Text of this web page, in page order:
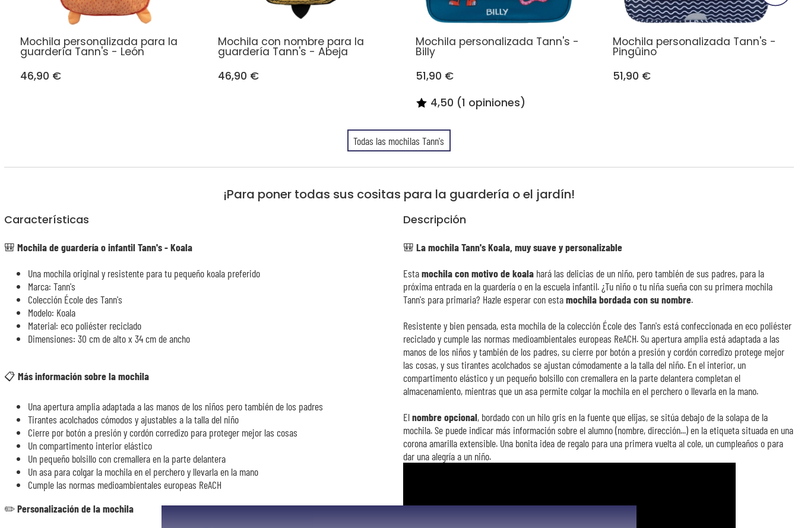
Mochila personalizada para la
guardería Tann's - León
46,90 €
Mochila con nombre para la
guardería Tann's - Abeja
46,90 €
Mochila personalizada Tann's -
Billy
51,90 €
4,50 (1 opiniones)
Mochila personalizada Tann's -
Pingûino
51,90 €
Todas las mochilas Tann's
¡Para poner todas sus cositas para la guardería o el jardín!
Características
🎒 Mochila de guardería o infantil Tann's - Koala
Una mochila original y resistente para tu pequeño koala preferido
Marca: Tann's
Colección École des Tann's
Modelo: Koala
Material: eco poliéster reciclado
Dimensiones: 30 cm de alto x 34 cm de ancho
📋 Más información sobre la mochila
Una apertura amplia adaptada a las manos de los niños pero también de los padres
Tirantes acolchados cómodos y ajustables a la talla del niño
Cierre por botón a presión y cordón corredizo para proteger mejor las cosas
Un compartimento interior elástico
Un pequeño bolsillo con cremallera en la parte delantera
Un asa para colgar la mochila en el perchero y llevarla en la mano
Cumple las normas medioambientales europeas ReACH
✏️Personalización de la mochila
Descripción
🎒 La mochila Tann's Koala, muy suave y personalizable
Estamochila con motivo de koala hará las delicias de un niño, pero también de sus padres, para la
próxima entrada en la guardería o en la escuela infantil. ¿Tu niño o tu niña sueña con su primera mochila
Tann's para primaria? Hazle esperar con estamochila bordada con su nombre.
Resistente y bien pensada, esta mochila de la colección École des Tann's está confeccionada en eco poliéster
reciclado y cumple las normas medioambientales europeas ReACH. Su apertura amplia está adaptada a las
manos de los niños y también de los padres, su cierre por botón a presión y cordón corredizo protege mejor
las cosas, y sus tirantes acolchados se ajustan cómodamente a la talla del niño. En el interior, un
compartimento elástico y un pequeño bolsillo con cremallera en la parte delantera completan el
almacenamiento, mientras que un asa permite colgar la mochila en el perchero o llevarla en la mano.
Elnombre opcional, bordado con un hilo gris en la fuente que elijas, se sitúa debajo de la solapa de la
mochila. Se puede indicar más información sobre el alumno (nombre, dirección...) en la etiqueta situada en una
corona amarilla extensible. Una bonita idea de regalo para una primera vuelta al cole, un cumpleaños o para
dar una alegría a un niño.